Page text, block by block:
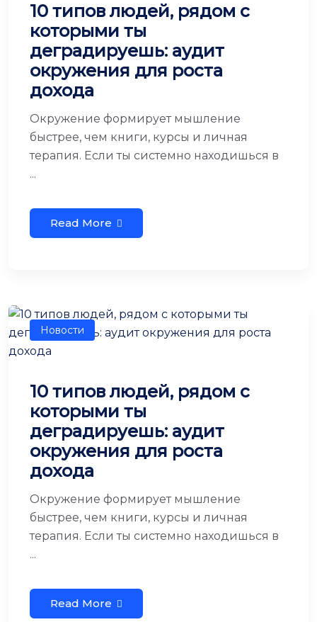
10 типов людей, рядом с
которыми ты
деградируешь: аудит
окружения для роста
дохода
Окружение формирует мышление
быстрее, чем книги, курсы и личная
терапия. Если ты системно находишься в
...
Read More
Новости
10 типов людей, рядом с
которыми ты
деградируешь: аудит
окружения для роста
дохода
Окружение формирует мышление
быстрее, чем книги, курсы и личная
терапия. Если ты системно находишься в
...
Read More